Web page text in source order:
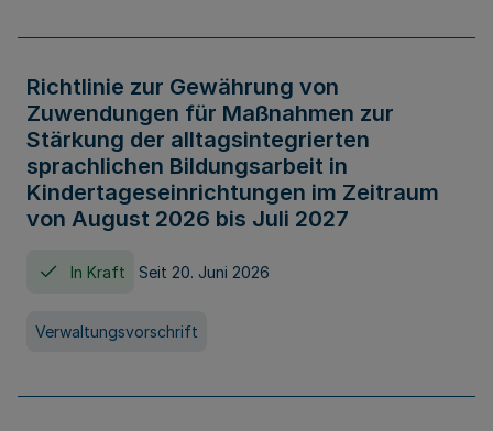
Richtlinie zur Gewährung von
Zuwendungen für Maßnahmen zur
Stärkung der alltagsintegrierten
sprachlichen Bildungsarbeit in
Kindertageseinrichtungen im Zeitraum
von August 2026 bis Juli 2027
In Kraft Seit 20. Juni 2026
Verwaltungsvorschrift